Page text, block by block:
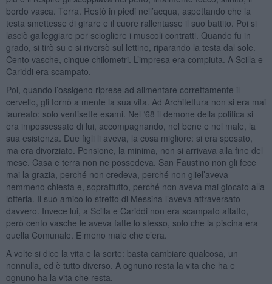
bordo vasca. Terra. Restò in piedi nell’acqua, aspettando che la
testa smettesse di girare e il cuore rallentasse il suo battito. Poi si
lasciò galleggiare per sciogliere i muscoli contratti. Quando fu in
grado, si tirò su e si riversò sul lettino, riparando la testa dal sole.
Cento vasche, cinque chilometri. L’impresa era compiuta. A Scilla e
Cariddi era scampato.
Poi, quando l’ossigeno riprese ad alimentare correttamente il
cervello, gli tornò a mente la sua vita. Ad Architettura non si era mai
laureato: solo ventisette esami. Nel ‘68 il demone della politica si
era impossessato di lui, accompagnando, nel bene e nel male, la
sua esistenza. Due figli li aveva, la cosa migliore: si era sposato,
ma era divorziato. Pensione, la minima, non si arrivava alla fine del
mese. Casa e terra non ne possedeva. San Faustino non gli fece
mai la grazia, perché non credeva, perché non gliel’aveva
nemmeno chiesta e, soprattutto, perché non aveva mai giocato alla
lotteria. Il suo amico lo stretto di Messina l’aveva attraversato
davvero. Invece lui, a Scilla e Cariddi non era scampato affatto,
però cento vasche le aveva fatte lo stesso, solo che la piscina era
quella Comunale. E meno male che c’era.
A volte si dice la vita e la sorte: basta cambiare qualcosa, un
nonnulla, ed è tutto diverso. A ognuno resta la vita che ha e
ognuno ha la vita che resta.